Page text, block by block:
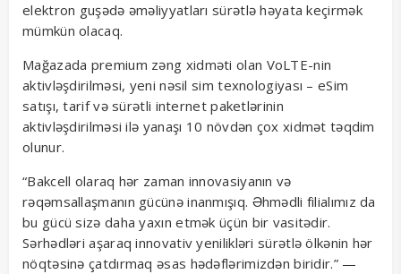
elektron guşədə əməliyyatları sürətlə həyata keçirmək
mümkün olacaq.
Mağazada premium zəng xidməti olan VoLTE-nin
aktivləşdirilməsi, yeni nəsil sim texnologiyası – eSim
satışı, tarif və sürətli internet paketlərinin
aktivləşdirilməsi ilə yanaşı 10 növdən çox xidmət təqdim
olunur.
“Bakcell olaraq hər zaman innovasiyanın və
rəqəmsallaşmanın gücünə inanmışıq. Əhmədli filialımız da
bu gücü sizə daha yaxın etmək üçün bir vasitədir.
Sərhədləri aşaraq innovativ yenilikləri sürətlə ölkənin hər
nöqtəsinə çatdırmaq əsas hədəflərimizdən biridir.” —